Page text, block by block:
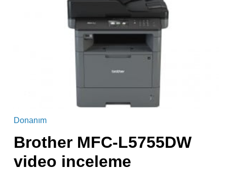
Donanım
Brother MFC-L5755DW
video inceleme